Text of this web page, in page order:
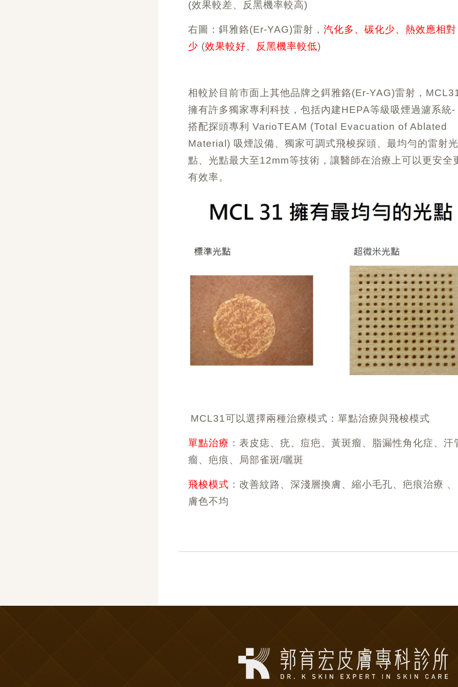
(效果較差、反黑機率較高)
右圖：鉺雅鉻(Er-YAG)雷射，汽化多、碳化少、熱效應相對
少 (效果較好、 反黑機率較低)
相較於目前市面上其他品牌之鉺雅鉻(Er-YAG)雷射，
擁有許多獨家專利科技，包括內建HEPA等級吸煙過濾系統-
搭配探頭專利 VarioTEAM (Total Evacuation of Ablated
Material) 吸煙設備、獨家可調式飛梭探頭、最均勻的雷射
點、光點最大至12mm等技術，讓醫師在治療上可以更安全
有效率。
MCL31可以選擇兩種治療模式：單點治療與飛梭模式
單點治療 ：表皮痣、疣、痘疤、黃斑瘤、脂漏性角化症、汗
瘤、疤痕、局部雀斑/曬斑
飛梭模式 ：改善紋路、深淺層換膚、縮小毛孔、疤痕治療 、
膚色不均